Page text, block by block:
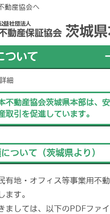
動産協会へ
細
不動産協会茨城県本部は、
取引を促進しています。
ついて（茨城県より）
有地・オフィス等事業用不
ます。
ましては、以下のPDFファ